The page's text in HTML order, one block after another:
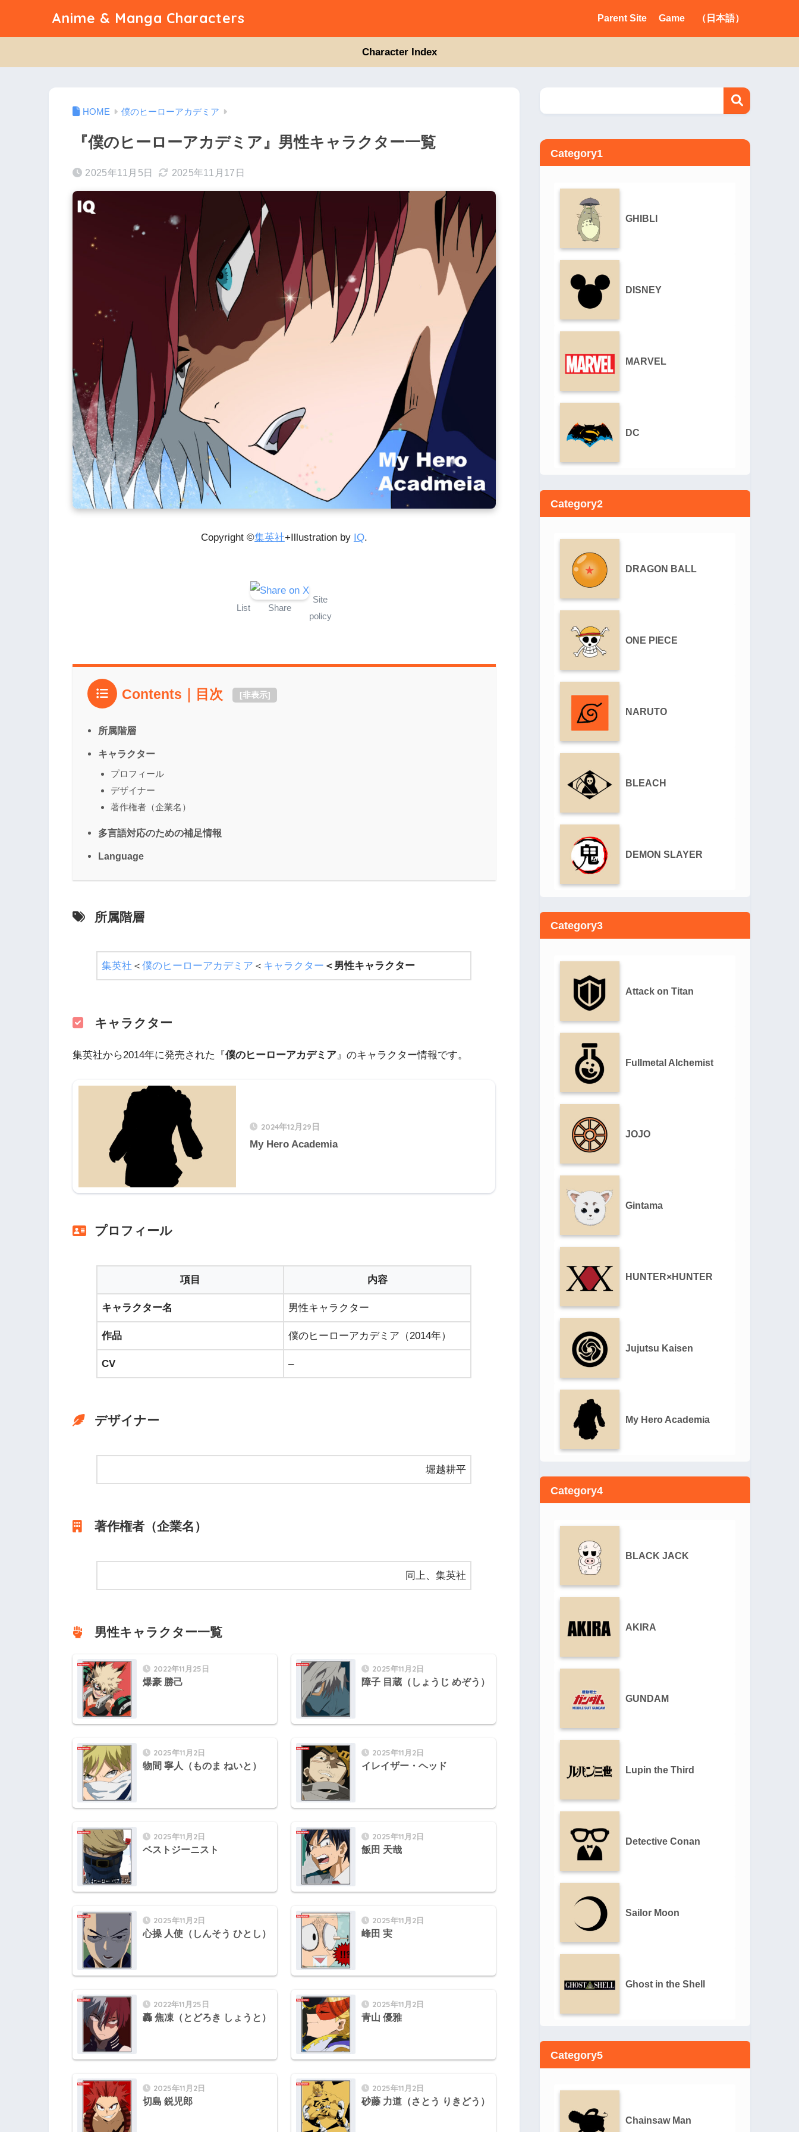
Anime & Manga Characters Parent Site Game （日本語）
Character Index
僕のヒーローアカデミア
『僕のヒーローアカデミア』男性キャラクター一覧
2025年11月5日 2025年11月17日
Copyright ©集英社+Illustration by IQ.
List Share
Site
policy
Contents｜目次 [非表示]
所属階層
キャラクター
プロフィール
デザイナー
著作権者（企業名）
多言語対応のための補足情報
Language
所属階層
集英社 ＜ 僕のヒーローアカデミア ＜ キャラクター ＜ 男性キャラクター
キャラクター
集英社から2014年に発売された『僕のヒーローアカデミア 』のキャラクター情報です。
2024年12月29日
My Hero Academia
プロフィール
項目 内容
キャラクター名 男性キャラクター
作品 僕のヒーローアカデミア（2014年）
CV –
デザイナー
堀越耕平
著作権者（企業名）
同上、集英社
男性キャラクター一覧
2022年11月25日
爆豪 勝己
2025年11月2日
障子 目蔵（しょうじ めぞう）
2025年11月2日
物間 寧人（ものま ねいと）
2025年11月2日
イレイザー・ヘッド
2025年11月2日
ベストジーニスト
2025年11月2日
飯田 天哉
2025年11月2日
心操 人使（しんそう ひとし）
2025年11月2日
峰田 実
2022年11月25日
轟 焦凍（とどろき しょうと）
2025年11月2日
青山 優雅
2025年11月2日
切島 鋭児郎
2025年11月2日
砂藤 力道（さとう りきどう）
Category1
GHIBLI
DISNEY
MARVEL
DC
Category2
DRAGON BALL
ONE PIECE
NARUTO
BLEACH
DEMON SLAYER
Category3
Attack on Titan
Fullmetal Alchemist
JOJO
Gintama
HUNTER×HUNTER
Jujutsu Kaisen
My Hero Academia
Category4
BLACK JACK
AKIRA
GUNDAM
Lupin the Third
Detective Conan
Sailor Moon
Ghost in the Shell
Category5
Chainsaw Man